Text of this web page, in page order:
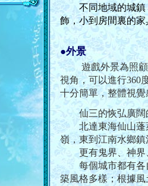
不同地域的城鎮，
飾，小到房間裏的
●外景
遊戲外景為照顧仙
視角，可以進行360
十分簡單，整體視
仙三的恢弘廣闊
北達東海仙山蓬萊
嶺，東到江南水鄉鎮
更有鬼界、神界、
每個城市都有各自
築風格多樣；根據